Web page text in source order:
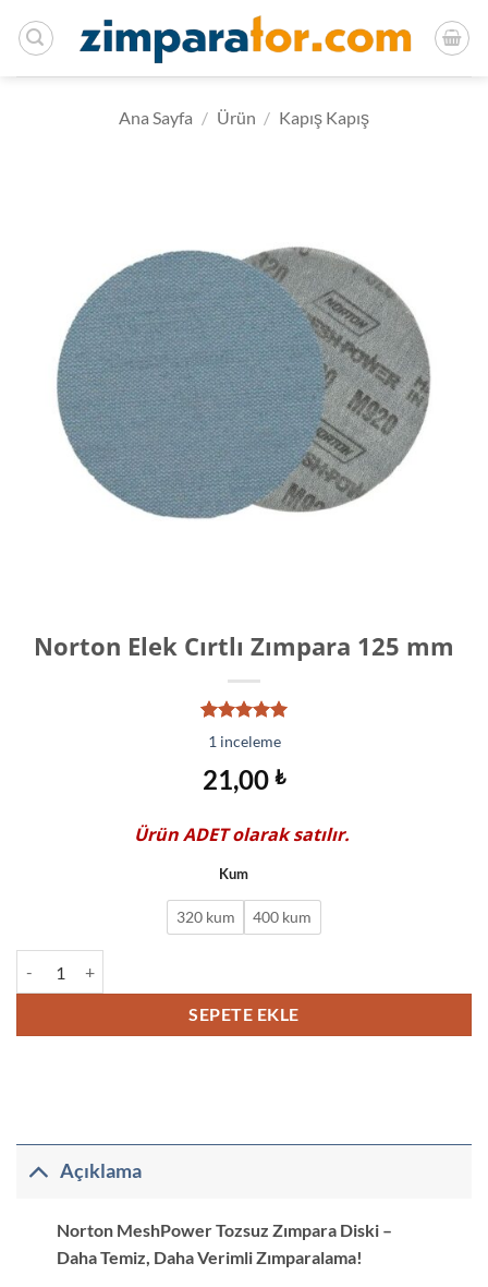
atla
Ana Sayfa / Ürün / Kapış Kapış
Norton Elek Cırtlı Zımpara 125 mm
müşteri
puanına
dayanarak
5 üzerinden
1 inceleme
21,00 ₺
ÜrünADETolarak satılır.
Kum
320 kum 400 kum
SEPETE EKLE
Açıklama
Norton MeshPower Tozsuz Zımpara Diski –
Daha Temiz, Daha Verimli Zımparalama!